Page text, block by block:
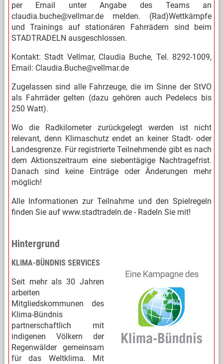
per Email unter Angabe des Teams an
claudia.buche@vellmar.de melden. (Rad)Wettkämpfe
und Trainings auf stationären Fahrrädern sind beim
STADTRADELN ausgeschlossen.
Kontakt: Stadt Vellmar, Claudia Buche, Tel. 8292-1009,
Email: Claudia.Buche@vellmar.de
Zugelassen sind alle Fahrzeuge, die im Sinne der StVO
als Fahrräder gelten (dazu gehören auch Pedelecs bis
250 Watt).
Wo die Radkilometer zurückgelegt werden ist nicht
relevant, denn Klimaschutz endet an keiner Stadt- oder
Landesgrenze. Für registrierte Teilnehmende gibt es nach
dem Aktionszeitraum eine siebentägige Nachtragefrist.
Danach sind keine Einträge oder Änderungen mehr
möglich!
Alle Informationen zur Teilnahme und den Spielregeln
finden Sie auf www.stadtradeln.de - Radeln Sie mit!
Hintergrund
KLIMA-BÜNDNIS SERVICES
Seit mehr als 30 Jahren
arbeiten
Mitgliedskommunen des
Klima-Bündnis
partnerschaftlich mit
indigenen Völkern der
Regenwälder gemeinsam
für das Weltklima. Mit